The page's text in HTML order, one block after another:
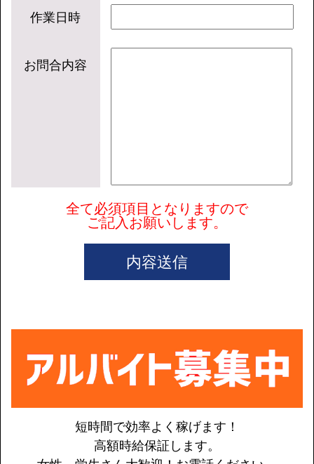
作業日時
お問合内容
全て必須項目となりますので
ご記入お願いします。
内容送信
短時間で効率よく稼げます！
高額時給保証します。